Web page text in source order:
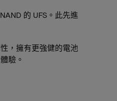
的 UFS。此先進
，擁有更強健的電池
驗。